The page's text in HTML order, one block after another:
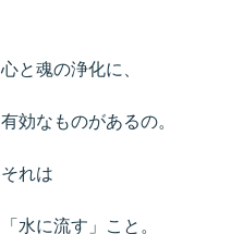
心と魂の浄化に、
有効なものがあるの。
それは
「水に流す」こと。